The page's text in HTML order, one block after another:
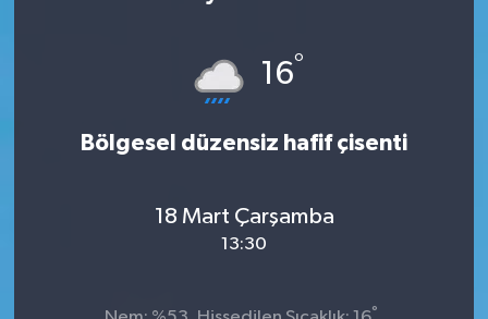
16°
Bölgesel düzensiz hafif çisenti
18 Mart Çarşamba
13:30
°
SAĞLIK
SİVİL TOPLUM